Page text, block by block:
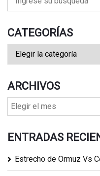
CATEGORÍAS
ARCHIVOS
ENTRADAS
Estrecho de Ormuz Vs